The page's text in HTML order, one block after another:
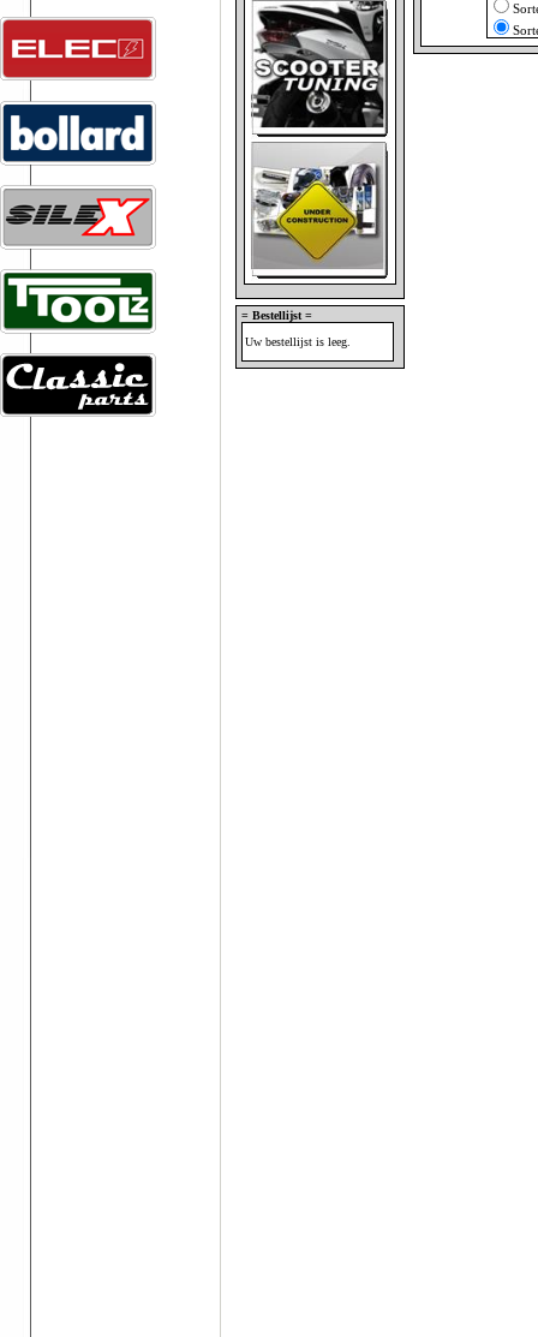
= Bestellijst =
Uw bestellijst is leeg.